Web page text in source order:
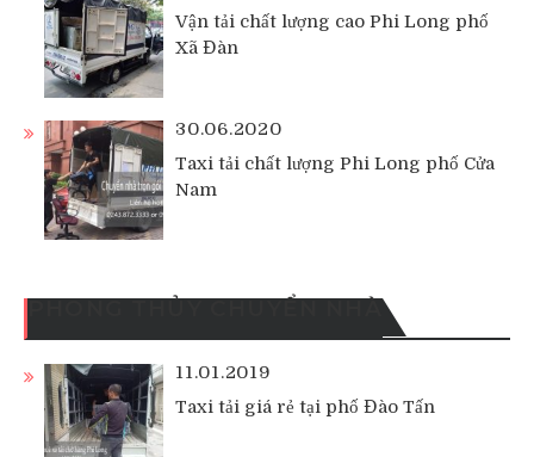
Vận tải chất lượng cao Phi Long phố
Xã Đàn
30.06.2020
Taxi tải chất lượng Phi Long phố Cửa
Nam
11.01.2019
Taxi tải giá rẻ tại phố Đào Tấn